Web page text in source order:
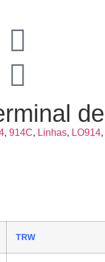
, 914C, Linhas, LO914,
TRW